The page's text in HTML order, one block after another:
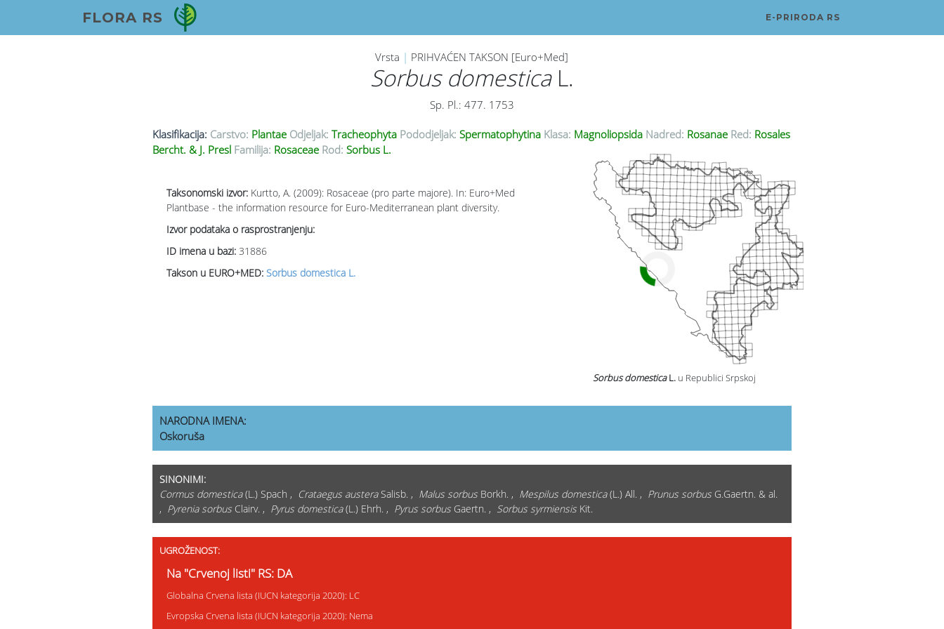
FLORA RS E-PRIRODA RS
Vrsta | PRIHVAĆEN TAKSON [Euro+Med]
Sorbus domesticaL.
Sp. Pl.: 477. 1753
Klasifikacija: Carstvo: Plantae Odjeljak: Tracheophyta Pododjeljak: Spermatophytina Klasa: Magnoliopsida Nadred: Rosanae Red: Rosales
Bercht. & J. Presl Familija: Rosaceae Rod: Sorbus L.
Taksonomski izvor: Kurtto, A. (2009): Rosaceae (pro parte majore). In: Euro+Med
Plantbase - the information resource for Euro-Mediterranean plant diversity.
Izvor podataka o rasprostranjenju:
ID imena u bazi: 31886
Takson u EURO+MED: Sorbus domestica L.
Sorbus domesticaL. u Republici Srpskoj
NARODNA IMENA:
Oskoruša
SINONIMI:
Cormus domestica(L.) Spach , Crataegus austeraSalisb. , Malus sorbusBorkh. , Mespilus domestica(L.) All. , Prunus sorbusG.Gaertn. & al.
, Pyrenia sorbusClairv. , Pyrus domestica(L.) Ehrh. , Pyrus sorbusGaertn. , Sorbus syrmiensisKit.
UGROŽENOST:
Na "Crvenoj listi" RS: DA
Globalna Crvena lista (IUCN kategorija 2020): LC
Evropska Crvena lista (IUCN kategorija 2020): Nema